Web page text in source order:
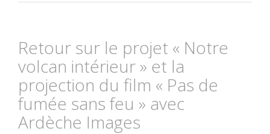
Retour sur le projet « Notre
volcan intérieur » et la
projection du film « Pas de
fumée sans feu » avec
Ardèche Images